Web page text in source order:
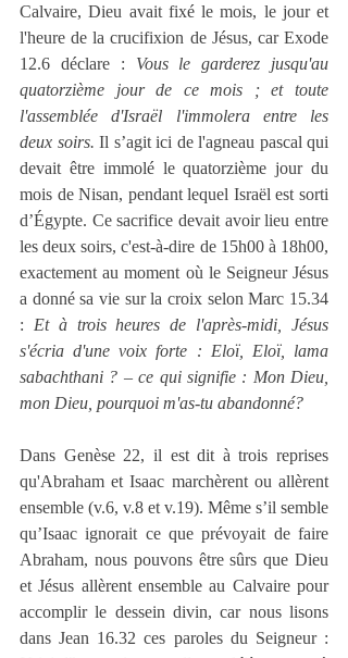
Calvaire, Dieu avait fixé le mois, le jour et
l'heure de la crucifixion de Jésus, car Exode
12.6 déclare : Vous le garderez jusqu'au
quatorzième jour de ce mois ; et toute
l'assemblée d'Israël l'immolera entre les
deux soirs. Il s’agit ici de l'agneau pascal qui
devait être immolé le quatorzième jour du
mois de Nisan, pendant lequel Israël est sorti
d’Égypte. Ce sacrifice devait avoir lieu entre
les deux soirs, c'est-à-dire de 15h00 à 18h00,
exactement au moment où le Seigneur Jésus
a donné sa vie sur la croix selon Marc 15.34
: Et à trois heures de l'après-midi, Jésus
s'écria d'une voix forte : Eloï, Eloï, lama
sabachthani ? – ce qui signifie : Mon Dieu,
mon Dieu, pourquoi m'as-tu abandonné?
Dans Genèse 22, il est dit à trois reprises
qu'Abraham et Isaac marchèrent ou allèrent
ensemble (v.6, v.8 et v.19). Même s’il semble
qu’Isaac ignorait ce que prévoyait de faire
Abraham, nous pouvons être sûrs que Dieu
et Jésus allèrent ensemble au Calvaire pour
accomplir le dessein divin, car nous lisons